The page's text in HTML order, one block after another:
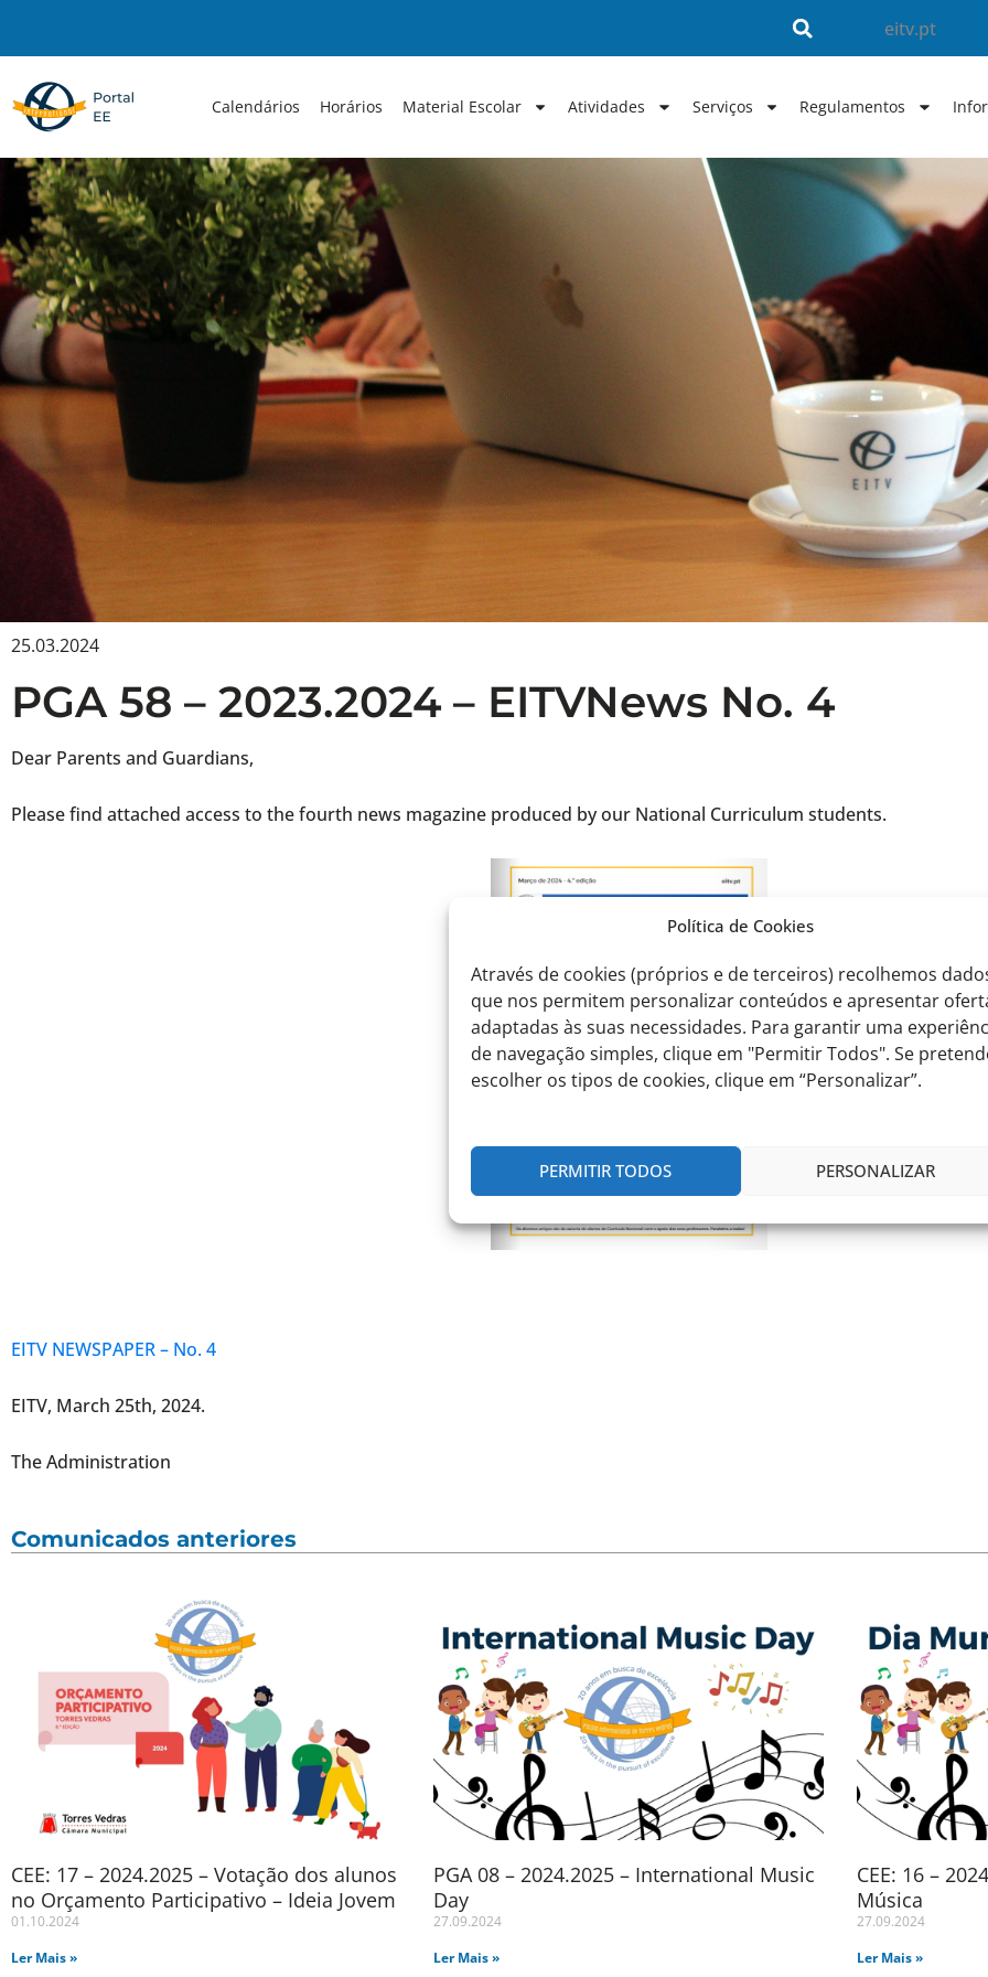
Política de Cookies
Através de cookies (próprios e de terceiros) recolhemos
que nos permitem personalizar conteúdos e apresentar
adaptadas às suas necessidades. Para garantir uma
de navegação simples, clique em "Permitir Todos". Se
escolher os tipos de cookies, clique em “Personalizar”.
PERMITIR TODOS PERSONALIZAR
content
eitv.pt
Calendários Horários Material Escolar Atividades Serviços Regulamentos
25.03.2024
PGA 58 – 2023.2024 – EITVNews No. 4
Dear Parents and Guardians,
Please find attached access to the fourth news magazine produced by our National Curriculum students.
EITV NEWSPAPER – No. 4
EITV, March 25th, 2024.
The Administration
Comunicados anteriores
CEE: 17 – 2024.2025 – Votação dos alunos
no Orçamento Participativo – Ideia Jovem
01.10.2024
Ler Mais »
PGA 08 – 2024.2025 – International Music
Day
27.09.2024
Ler Mais »
CEE: 16 –
Música
27.09.2024
Ler Mais »